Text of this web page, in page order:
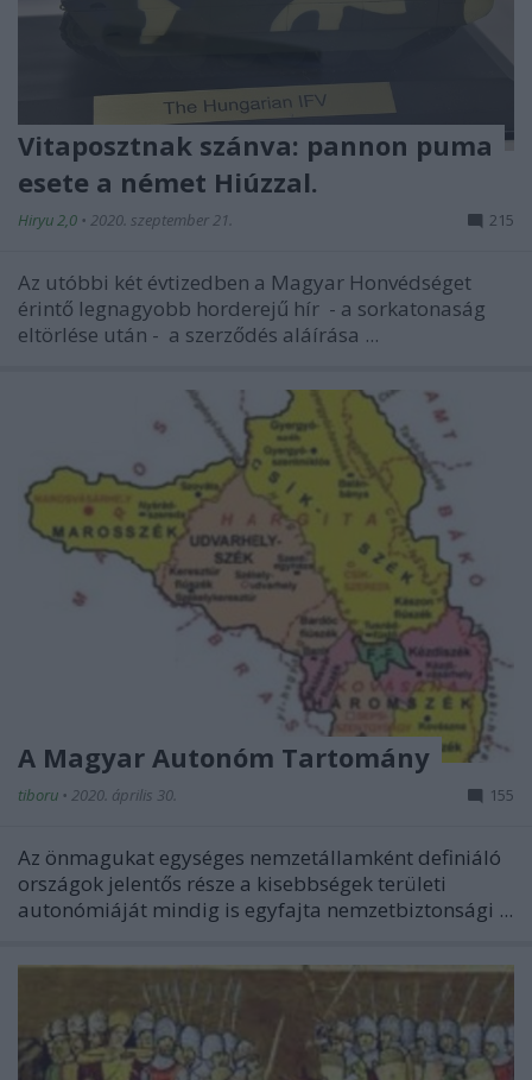
Vitaposztnak szánva: pannon puma
esete a német Hiúzzal.
Hiryu 2,0 • 2020. szeptember 21. 215
Az utóbbi két évtizedben a Magyar Honvédséget
érintő legnagyobb horderejű hír - a sorkatonaság
eltörlése után - a szerződés aláírása ...
A Magyar Autonóm Tartomány
tiboru • 2020. április 30. 155
Az önmagukat egységes nemzetállamként definiáló
országok jelentős része a kisebbségek területi
autonómiáját mindig is egyfajta nemzetbiztonsági ...